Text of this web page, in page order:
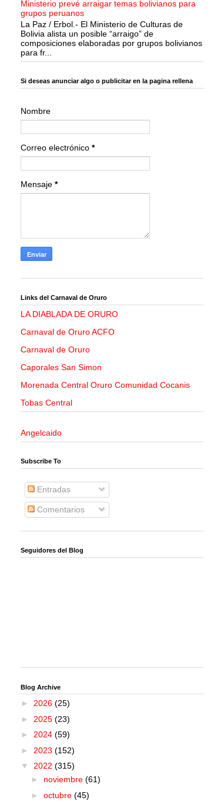
Ministerio prevé arraigar temas bolivianos para
grupos peruanos
La Paz / Erbol.- El Ministerio de Culturas de
Bolivia alista un posible “arraigo” de
composiciones elaboradas por grupos bolivianos
para fr...
Si deseas anunciar algo o publicitar en la pagina rellena
Nombre
Correo electrónico *
Mensaje *
Links del Carnaval de Oruro
LA DIABLADA DE ORURO
Carnaval de Oruro ACFO
Carnaval de Oruro
Caporales San Simon
Morenada Central Oruro Comunidad Cocanis
Tobas Central
Angelcaido
Subscribe To
Entradas
Comentarios
Seguidores del Blog
Blog Archive
► 2026 (25)
► 2025 (23)
► 2024 (59)
► 2023 (152)
▼ 2022 (315)
► noviembre (61)
► octubre (45)